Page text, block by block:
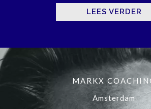
LEES VERDER
MARKX
Amsterdam